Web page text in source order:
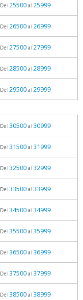
Del 25500al 25999
Del 26500al 26999
Del 27500al 27999
Del 28500al 28999
Del 29500al 29999
Del 30500al 30999
Del 31500al 31999
Del 32500al 32999
Del 33500al 33999
Del 34500al 34999
Del 35500al 35999
Del 36500al 36999
Del 37500al 37999
Del 38500al 38999